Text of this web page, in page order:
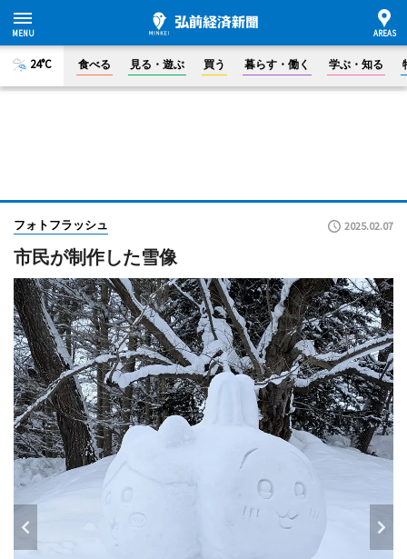
24°C 食べる 見る・遊ぶ 買う 暮らす・働く 学ぶ・知る
フォトフラッシュ 2025.02.07
市民が制作した雪像